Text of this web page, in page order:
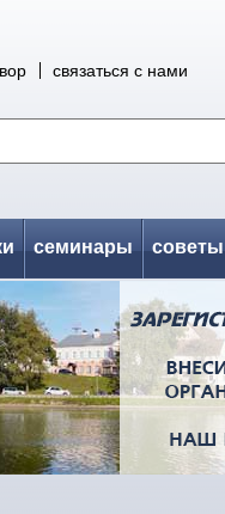
связаться с нами
семинары советы